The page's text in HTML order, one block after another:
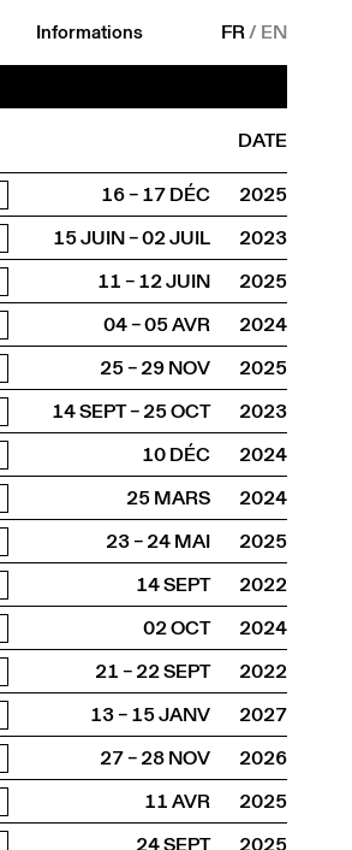
Informations FR/ EN
DATE
16 – 17 DÉC
2025
15 JUIN – 02 JUIL
2023
11 – 12 JUIN
2025
04 – 05 AVR
2024
25 – 29 NOV
2025
14 SEPT – 25 OCT
2023
10 DÉC
2024
25 MARS
2024
23 – 24 MAI
2025
14 SEPT
2022
02 OCT
2024
21 – 22 SEPT
2022
13 – 15 JANV
2027
27 – 28 NOV
2026
11 AVR
2025
24 SEPT
2025